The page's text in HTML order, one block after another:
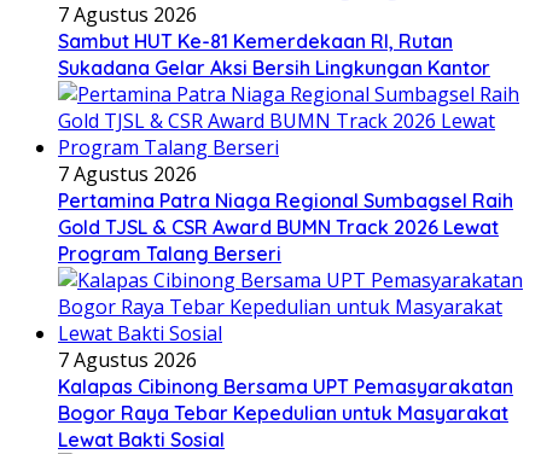
7 Agustus 2026
Sambut HUT Ke-81 Kemerdekaan RI, Rutan
Sukadana Gelar Aksi Bersih Lingkungan Kantor
7 Agustus 2026
Pertamina Patra Niaga Regional Sumbagsel Raih
Gold TJSL & CSR Award BUMN Track 2026 Lewat
Program Talang Berseri
7 Agustus 2026
Kalapas Cibinong Bersama UPT Pemasyarakatan
Bogor Raya Tebar Kepedulian untuk Masyarakat
Lewat Bakti Sosial